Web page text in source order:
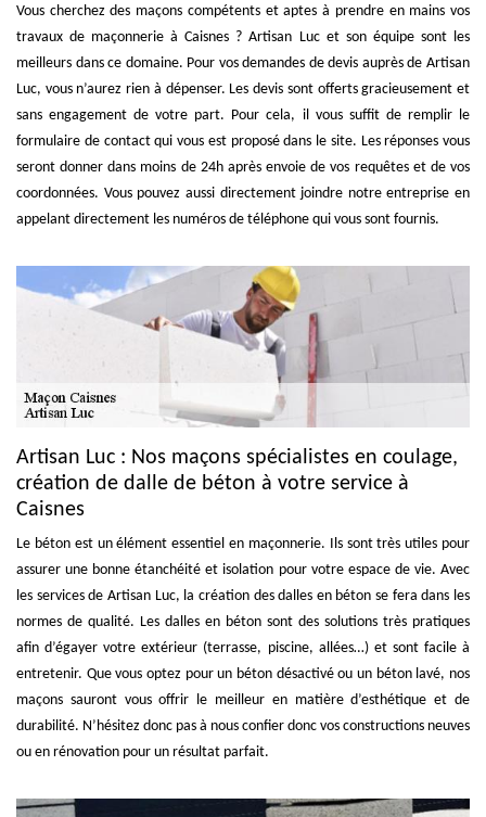
Vous cherchez des maçons compétents et aptes à prendre en mains vos
travaux de maçonnerie à Caisnes ? Artisan Luc et son équipe sont les
meilleurs dans ce domaine. Pour vos demandes de devis auprès de Artisan
Luc, vous n’aurez rien à dépenser. Les devis sont offerts gracieusement et
sans engagement de votre part. Pour cela, il vous suffit de remplir le
formulaire de contact qui vous est proposé dans le site. Les réponses vous
seront donner dans moins de 24h après envoie de vos requêtes et de vos
coordonnées. Vous pouvez aussi directement joindre notre entreprise en
appelant directement les numéros de téléphone qui vous sont fournis.
Artisan Luc : Nos maçons spécialistes en coulage,
création de dalle de béton à votre service à
Caisnes
Le béton est un élément essentiel en maçonnerie. Ils sont très utiles pour
assurer une bonne étanchéité et isolation pour votre espace de vie. Avec
les services de Artisan Luc, la création des dalles en béton se fera dans les
normes de qualité. Les dalles en béton sont des solutions très pratiques
afin d’égayer votre extérieur (terrasse, piscine, allées…) et sont facile à
entretenir. Que vous optez pour un béton désactivé ou un béton lavé, nos
maçons sauront vous offrir le meilleur en matière d’esthétique et de
durabilité. N’hésitez donc pas à nous confier donc vos constructions neuves
ou en rénovation pour un résultat parfait.